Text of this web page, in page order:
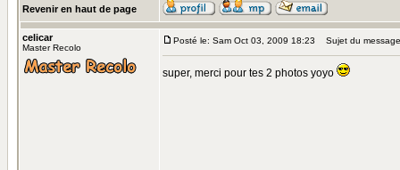
Revenir en haut de page
celicar
Master Recolo
Posté le: Sam Oct 03, 2009 18:23 Sujet du
super, merci pour tes 2 photos yoyo